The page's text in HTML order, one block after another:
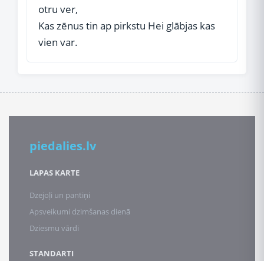
otru ver,
Kas zēnus tin ap pirkstu Hei glābjas kas
vien var.
piedalies.lv
LAPAS KARTE
Dzejoļi un pantiņi
Apsveikumi dzimšanas dienā
Dziesmu vārdi
STANDARTI